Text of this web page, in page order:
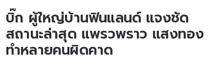
บิ๊ก ผู้ใหญ่บ้านฟินแลนด์ แจงชัด
สถานะล่าสุด แพรวพราว แสงทอง
ทำหลายคนผิดคาด